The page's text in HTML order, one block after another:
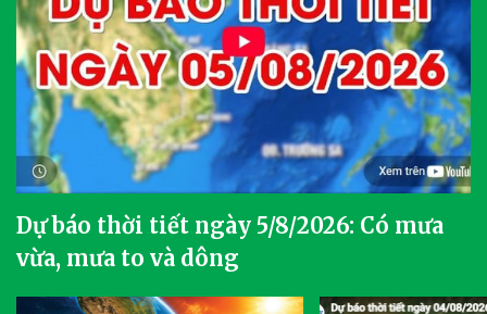
Dự báo thời tiết ngày 5/8/2026: Có mưa
vừa, mưa to và dông